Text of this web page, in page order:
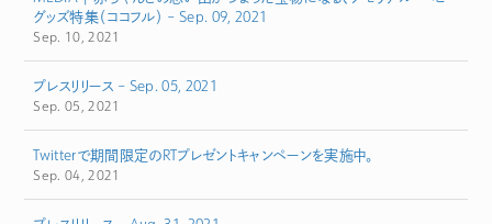
グッズ特集（ココフル） – Sep. 09, 2021
Sep. 10, 2021
プレスリリース – Sep. 05, 2021
Sep. 05, 2021
Twitterで期間限定のRTプレゼントキャンペーンを実施中。
Sep. 04, 2021